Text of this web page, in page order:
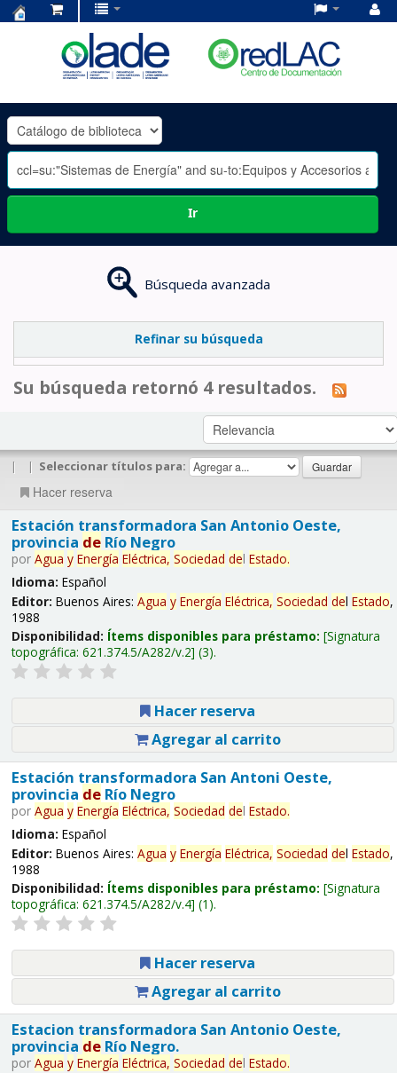
OLADE
-
Ir
Búsqueda avanzada
Refinar su búsqueda
Su búsqueda retornó 4 resultados.
| | Seleccionar títulos para:
Hacer reserva
Estación transformadora San Antonio Oeste,
provincia deRío Negro
por Agua y Energía Eléctrica, Sociedad del Estado.
Idioma: Español
Editor: Buenos Aires: Agua y Energía Eléctrica, Sociedad del Estado,
1988
Disponibilidad: Ítems disponibles para préstamo: Signatura
topográfica: 621.374.5/A282/v.2 (3).
Hacer reserva
Agregar al carrito
Estación transformadora San Antoni Oeste,
provincia deRío Negro
por Agua y Energía Eléctrica, Sociedad del Estado.
Idioma: Español
Editor: Buenos Aires: Agua y Energía Eléctrica, Sociedad del Estado,
1988
Disponibilidad: Ítems disponibles para préstamo: Signatura
topográfica: 621.374.5/A282/v.4 (1).
Hacer reserva
Agregar al carrito
Estacion transformadora San Antonio Oeste,
provincia deRío Negro.
por Agua y Energía Eléctrica, Sociedad del Estado.